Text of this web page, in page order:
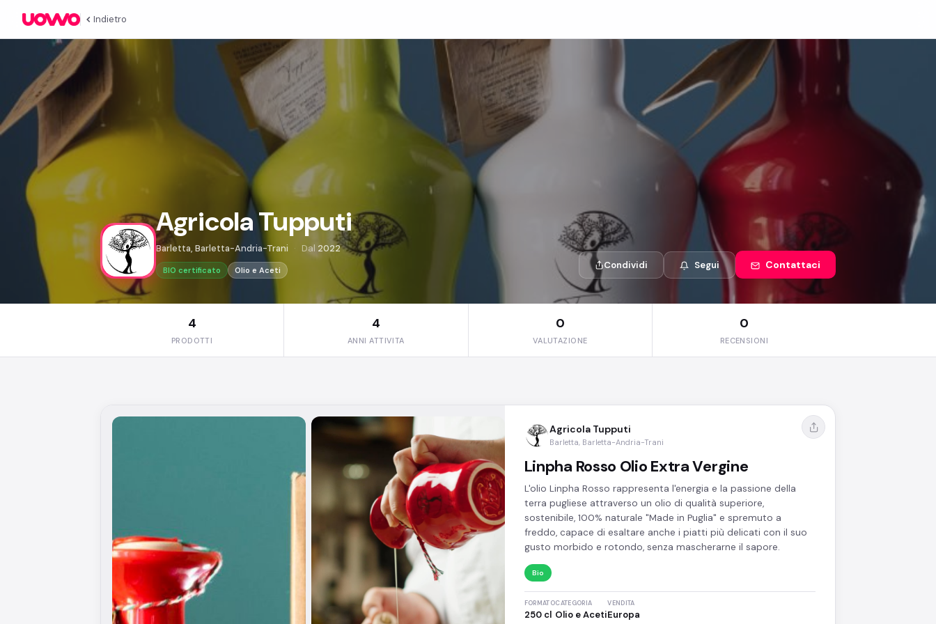
Indietro
Agricola Tupputi
Barletta, Barletta-Andria-Trani Dal 2022
BIO certificato Olio e Aceti Condividi Segui Contattaci
4
PRODOTTI
4
ANNI ATTIVITA
0
VALUTAZIONE
0
RECENSIONI
Agricola Tupputi
Barletta, Barletta-Andria-Trani
Linpha Rosso Olio Extra Vergine
L'olio Linpha Rosso rappresenta l'energia e la passione della
terra pugliese attraverso un olio di qualità superiore,
sostenibile, 100% naturale "Made in Puglia" e spremuto a
freddo, capace di esaltare anche i piatti più delicati con il suo
gusto morbido e rotondo, senza mascherarne il sapore.
Bio
FORMATO
250 cl
CATEGORIA
Olio e Aceti
VENDITA
Europa